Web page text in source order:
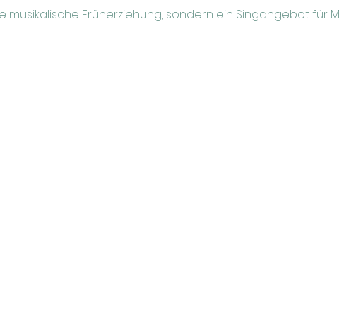
musikalische Früherziehung, sondern ein Singangebot für